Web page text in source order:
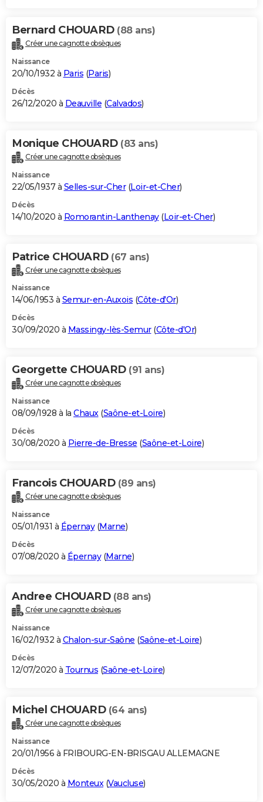
Bernard CHOUARD (88 ans)
Créer une cagnotte obsèques
Naissance
20/10/1932 à Paris (Paris)
Décès
26/12/2020 à Deauville (Calvados)
Monique CHOUARD (83 ans)
Créer une cagnotte obsèques
Naissance
22/05/1937 à Selles-sur-Cher(Loir-et-Cher)
Décès
14/10/2020 à Romorantin-Lanthenay(Loir-et-Cher)
Patrice CHOUARD (67 ans)
Créer une cagnotte obsèques
Naissance
14/06/1953 à Semur-en-Auxois (Côte-d'Or)
Décès
30/09/2020 à Massingy-lès-Semur(Côte-d'Or)
Georgette CHOUARD (91 ans)
Créer une cagnotte obsèques
Naissance
08/09/1928 à la Chaux(Saône-et-Loire)
Décès
30/08/2020 à Pierre-de-Bresse (Saône-et-Loire)
Francois CHOUARD (89 ans)
Créer une cagnotte obsèques
Naissance
05/01/1931 à Épernay(Marne)
Décès
07/08/2020 à Épernay(Marne)
Andree CHOUARD (88 ans)
Créer une cagnotte obsèques
Naissance
16/02/1932 à Chalon-sur-Saône (Saône-et-Loire)
Décès
12/07/2020 à Tournus (Saône-et-Loire)
Michel CHOUARD (64 ans)
Créer une cagnotte obsèques
Naissance
20/01/1956 à FRIBOURG-EN-BRISGAU ALLEMAGNE
Décès
30/05/2020 à Monteux(Vaucluse)